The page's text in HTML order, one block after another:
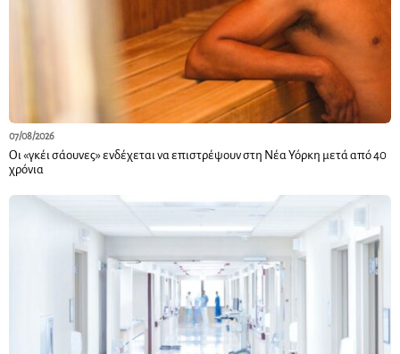
07/08/2026
Οι «γκέι σάουνες» ενδέχεται να επιστρέψουν στη Νέα Υόρκη μετά από 40
χρόνια